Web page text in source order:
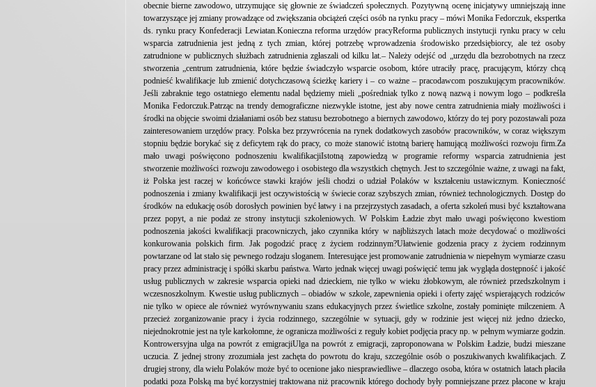
obecnie bierne zawodowo, utrzymujące się głownie ze świadczeń społecznych. Pozytywną ocenę inicjatywy umniejszają inne
towarzyszące jej zmiany prowadzące od zwiększania obciążeń części osób na rynku pracy – mówi Monika Fedorczuk, ekspertka
ds. rynku pracy Konfederacji Lewiatan.Konieczna reforma urzędów pracyReforma publicznych instytucji rynku pracy w celu
wsparcia zatrudnienia jest jedną z tych zmian, której potrzebę wprowadzenia środowisko przedsiębiorcy, ale też osoby
zatrudnione w publicznych służbach zatrudnienia zgłaszali od kilku lat.– Należy odejść od „urzędu dla bezrobotnych na rzecz
stworzenia „centrum zatrudnienia, które będzie świadczyło wsparcie osobom, które utraciły pracę, pracującym, którzy chcą
podnieść kwalifikacje lub zmienić dotychczasową ścieżkę kariery i – co ważne – pracodawcom poszukującym pracowników.
Jeśli zabraknie tego ostatniego elementu nadal będziemy mieli „pośredniak tylko z nową nazwą i nowym logo – podkreśla
Monika Fedorczuk.Patrząc na trendy demograficzne niezwykle istotne, jest aby nowe centra zatrudnienia miały możliwości i
środki na objęcie swoimi działaniami osób bez statusu bezrobotnego a biernych zawodowo, którzy do tej pory pozostawali poza
zainteresowaniem urzędów pracy. Polska bez przywrócenia na rynek dodatkowych zasobów pracowników, w coraz większym
stopniu będzie borykać się z deficytem rąk do pracy, co może stanowić istotną barierę hamującą możliwości rozwoju firm.Za
mało uwagi poświęcono podnoszeniu kwalifikacjiIstotną zapowiedzą w programie reformy wsparcia zatrudnienia jest
stworzenie możliwości rozwoju zawodowego i osobistego dla wszystkich chętnych. Jest to szczególnie ważne, z uwagi na fakt,
iż Polska jest raczej w końcówce stawki krajów jeśli chodzi o udział Polaków w kształceniu ustawicznym. Konieczność
podnoszenia i zmiany kwalifikacji jest oczywistością w świecie coraz szybszych zmian, również technologicznych. Dostęp do
środków na edukację osób dorosłych powinien być łatwy i na przejrzystych zasadach, a oferta szkoleń musi być kształtowana
przez popyt, a nie podaż ze strony instytucji szkoleniowych. W Polskim Ładzie zbyt mało uwagi poświęcono kwestiom
podnoszenia jakości kwalifikacji pracowniczych, jako czynnika który w najbliższych latach może decydować o możliwości
konkurowania polskich firm. Jak pogodzić pracę z życiem rodzinnym?Ułatwienie godzenia pracy z życiem rodzinnym
powtarzane od lat stało się pewnego rodzaju sloganem. Interesujące jest promowanie zatrudnienia w niepełnym wymiarze czasu
pracy przez administrację i spółki skarbu państwa. Warto jednak więcej uwagi poświęcić temu jak wygląda dostępność i jakość
usług publicznych w zakresie wsparcia opieki nad dzieckiem, nie tylko w wieku żłobkowym, ale również przedszkolnym i
wczesnoszkolnym. Kwestie usług publicznych – obiadów w szkole, zapewnienia opieki i oferty zajęć wspierających rodziców
nie tylko w opiece ale również wyrównywaniu szans edukacyjnych przez świetlice szkolne, zostały pominięte milczeniem. A
przecież zorganizowanie pracy i życia rodzinnego, szczególnie w sytuacji, gdy w rodzinie jest więcej niż jedno dziecko,
niejednokrotnie jest na tyle karkołomne, że ogranicza możliwości z reguły kobiet podjęcia pracy np. w pełnym wymiarze godzin.
Kontrowersyjna ulga na powrót z emigracjiUlga na powrót z emigracji, zaproponowana w Polskim Ładzie, budzi mieszane
uczucia. Z jednej strony zrozumiała jest zachęta do powrotu do kraju, szczególnie osób o poszukiwanych kwalifikacjach. Z
drugiej strony, dla wielu Polaków może być to ocenione jako niesprawiedliwe – dlaczego osoba, która w ostatnich latach płaciła
podatki poza Polską ma być korzystniej traktowana niż pracownik którego dochody były pomniejszane przez płacone w kraju